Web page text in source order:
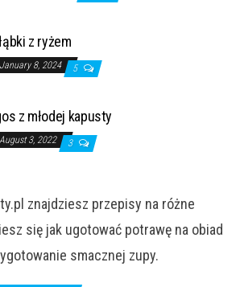
z ryżem
January 8, 2024 5
z młodej kapusty
August 3, 2022 3
znajdziesz przepisy na różne
się jak ugotować potrawę na obiad
smacznej zupy.